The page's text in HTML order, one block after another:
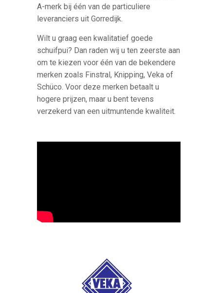
A-merk bij één van de particuliere
leveranciers uit Gorredijk.
Wilt u graag een kwalitatief goede
schuifpui? Dan raden wij u ten zeerste aan
om te kiezen voor één van de bekendere
merken zoals Finstral, Knipping, Veka of
Schüco. Voor deze merken betaalt u
hogere prijzen, maar u bent tevens
verzekerd van een uitmuntende kwaliteit.